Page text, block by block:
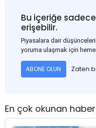
Bu içeriğe
erişebilir.
Piyasalara dair
yoruma ulaşmak için
ABONE OLUN Zaten
En çok okunan